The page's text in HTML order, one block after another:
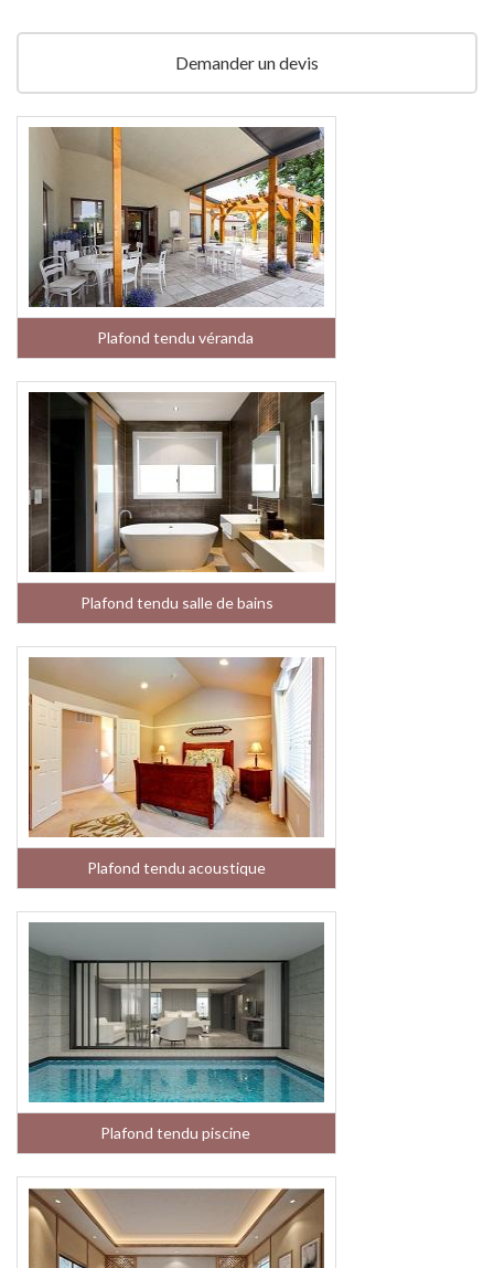
Demander un devis
Plafond tendu véranda
Plafond tendu salle de bains
Plafond tendu acoustique
Plafond tendu piscine